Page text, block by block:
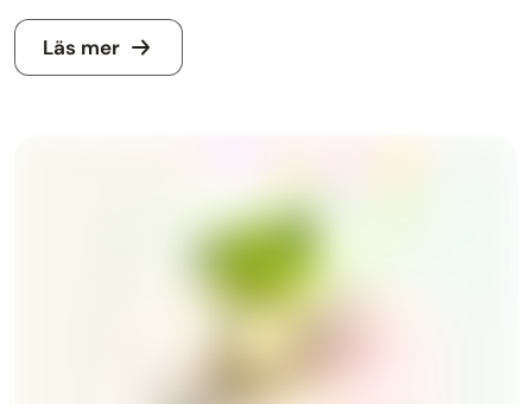
Läs mer